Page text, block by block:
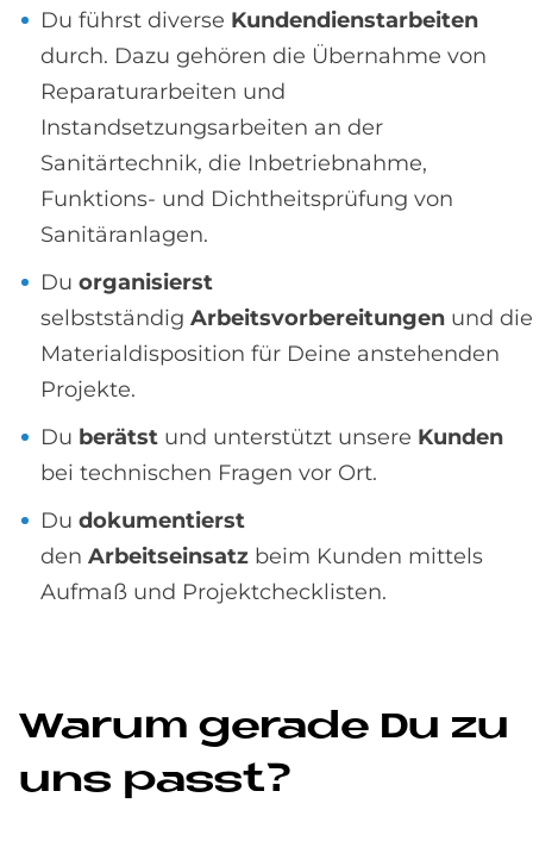
Du führst diverse Kundendienstarbeiten
durch. Dazu gehören die Übernahme von
Reparaturarbeiten und
Instandsetzungsarbeiten an der
Sanitärtechnik, die Inbetriebnahme,
Funktions- und Dichtheitsprüfung von
Sanitäranlagen.
Du organisierst
selbstständig Arbeitsvorbereitungen und die
Materialdisposition für Deine anstehenden
Projekte.
Du berätst und unterstützt unsere Kunden
bei technischen Fragen vor Ort.
Du dokumentierst
den Arbeitseinsatz beim Kunden mittels
Aufmaß und Projektchecklisten.
Wa­rum ge­ra­de Du zu
uns passt?